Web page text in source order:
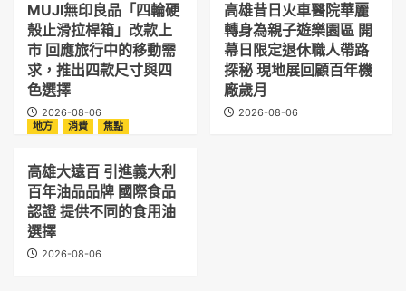
MUJI無印良品「四輪硬
殼止滑拉桿箱」改款上
市 回應旅行中的移動需
求，推出四款尺寸與四
色選擇
2026-08-06
高雄昔日火車醫院華麗
轉身為親子遊樂園區 開
幕日限定退休職人帶路
探秘 現地展回顧百年機
廠歲月
2026-08-06
地方
消費 焦點
高雄大遠百 引進義大利
百年油品品牌 國際食品
認證 提供不同的食用油
選擇
2026-08-06